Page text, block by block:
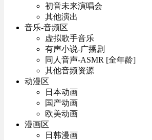
初音未来演唱会
其他演出
音乐-音频区
虚拟歌手音乐
有声小说-广播剧
同人音声-ASMR [全年龄]
其他音频资源
动漫区
日本动画
国产动画
欧美动画
漫画区
日韩漫画